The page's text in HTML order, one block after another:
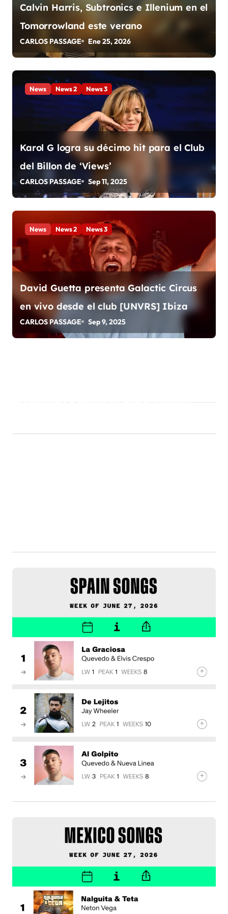
ó
n
d
e
e
a
d
a
s
Calvin Harris, Subtronics e Illenium en el
Tomorrowland este verano
CARLOS PASSAGE Ene 25, 2026
News News 2 News 3
Karol G logra su décimo hit para el Club
del Billon de ‘Views’
CARLOS PASSAGE Sep 11, 2025
News News 2 News 3
David Guetta presenta Galactic Circus
en vivo desde el club [UNVRS] Ibiza
CARLOS PASSAGE Sep 9, 2025